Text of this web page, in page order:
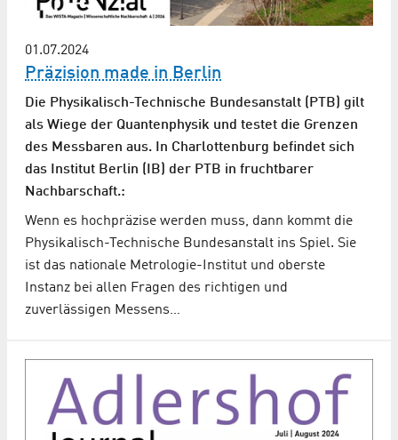
01.07.2024
Präzision made in Berlin
Die Physikalisch-Technische Bundesanstalt (PTB) gilt
als Wiege der Quantenphysik und testet die Grenzen
des Messbaren aus. In Charlottenburg befindet sich
das Institut Berlin (IB) der PTB in fruchtbarer
Nachbarschaft.:
Wenn es hochpräzise werden muss, dann kommt die
Physikalisch-Technische Bundesanstalt ins Spiel. Sie
ist das nationale Metrologie-Institut und oberste
Instanz bei allen Fragen des richtigen und
zuverlässigen Messens…